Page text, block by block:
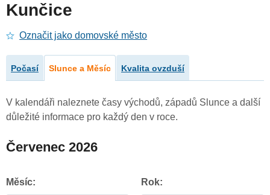
Kunčice
Označit jako domovské město
Počasí Slunce a Měsíc Kvalita ovzduší
V kalendáři naleznete časy východů, západů Slunce a další
důležité informace pro každý den v roce.
Červenec 2026
Měsíc: Rok: